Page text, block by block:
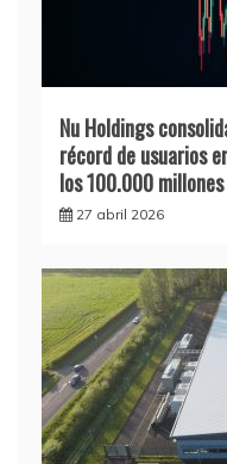
Nu Holdings
récord de usuarios
los 100.000 millones
27 abril 2026